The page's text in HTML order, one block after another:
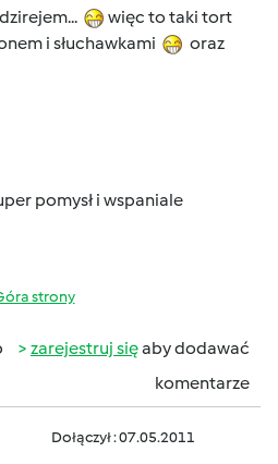
więc to taki tort
i słuchawkami
oraz
pomysł i wspaniale
strony
zarejestruj sięaby dodawać
komentarze
Dołączył : 07.05.2011